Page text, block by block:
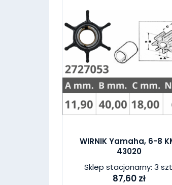
WIRNIK Yamaha, 6-8
43020
Sklep stacjonarny: 3
87,60 zł